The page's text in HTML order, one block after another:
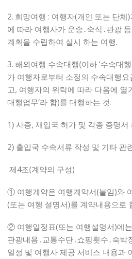
2. 희망여행 : 여행자(개인 또는 단체
에 따라 여행사가 운송․숙식․관광
계획을 수립하여 실시 하는 여행.
3. 해외여행 수속대행(이하 ‘수속대
가 여행자로부터 소정의 수속대행
고, 여행자의 위탁에 따라 다음에 열
대행업무’라 함)를 대행하는 것.
1) 사증, 재입국 허가 및 각종 증명서
2) 출입국 수속서류 작성 및 기타 관
제4조(계약의 구성)
① 여행계약은 여행계약서(붙임)와
(또는 여행 설명서)를 계약내용으로
② 여행일정표(또는 여행설명서)에
관광내용․교통수단․쇼핑횟수․숙박
일정 및 여행사 제공 서비스 내용과